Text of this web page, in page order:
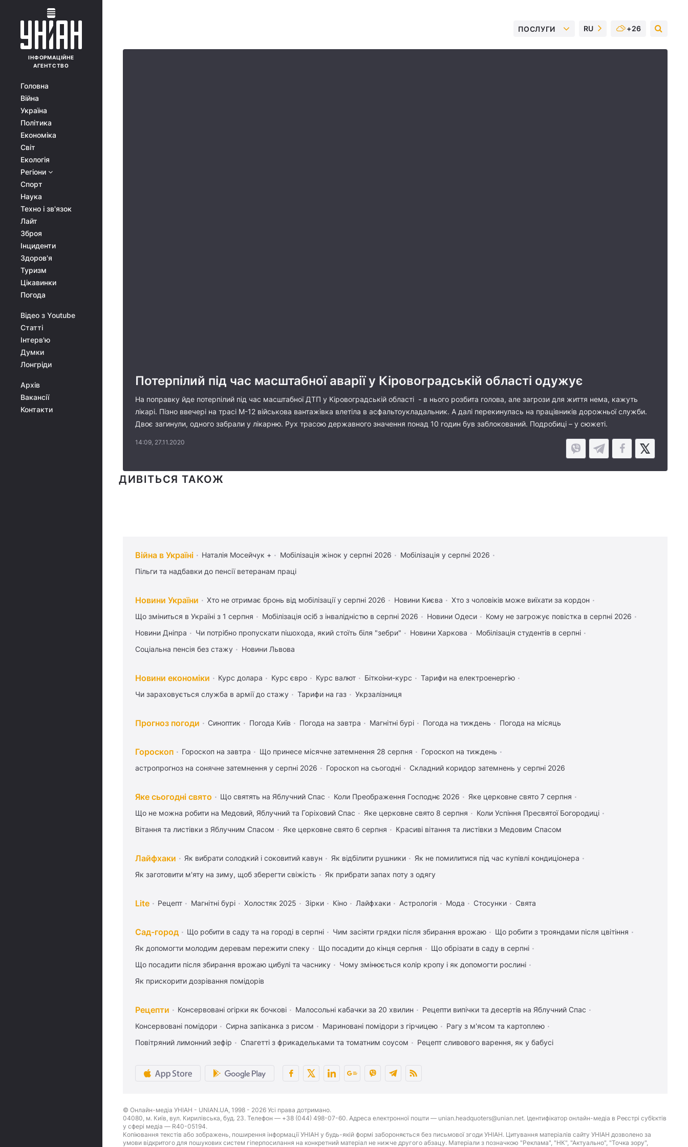
ІНФОРМАЦІЙНЕ
АГЕНТСТВО
Головна
Війна
Україна
Політика
Економіка
Світ
Екологія
Регіони
Спорт
Наука
Техно і зв'язок
Лайт
Зброя
Інциденти
Здоров'я
Туризм
Цікавинки
Погода
Відео з Youtube
Статті
Інтерв'ю
Думки
Лонгріди
Архів
Вакансії
Контакти
ПОСЛУГИ RU +26
Потерпілий під час масштабної аварії у Кіровоградській області одужує
На поправку йде потерпілий під час масштабної ДТП у Кіровоградській області - в нього розбита голова, але загрози для життя нема, кажуть
лікарі. Пізно ввечері на трасі М-12 військова вантажівка влетіла в асфальтоукладальник. А далі перекинулась на працівників дорожньої служби.
Двоє загинули, одного забрали у лікарню. Рух трасою державного значення понад 10 годин був заблокований. Подробиці – у сюжеті.
14:09, 27.11.2020
ДИВІТЬСЯ ТАКОЖ
Війна в Україні Наталія Мосейчук + Мобілізація жінок у серпні 2026
Мобілізація у серпні 2026
Пільги та надбавки до пенсії ветеранам праці
Новини України Хто не отримає бронь від мобілізації у серпні 2026 Новини Києва
Хто з чоловіків може виїхати за кордон
Що зміниться в Україні з 1 серпня
Мобілізація осіб з інвалідністю в серпні 2026 Новини Одеси
Кому не загрожує повістка в серпні 2026
Новини Дніпра
Чи потрібно пропускати пішохода, який стоїть біля "зебри" Новини Харкова
Мобілізація студентів в серпні
Соціальна пенсія без стажу
Новини Львова
Новини економіки Курс долара Курс євро Курс валют Біткоіни-курс
Тарифи на електроенергію
Чи зараховується служба в армії до стажу
Тарифи на газ Укрзалізниця
Прогноз погоди Синоптик Погода Київ Погода на завтра Магнітні бурі Погода на тиждень Погода на місяць
Гороскоп Гороскоп на завтра Що принесе місячне затемнення 28 серпня
Гороскоп на тиждень
астропрогноз на сонячне затемнення у серпні 2026
Гороскоп на сьогодні Складний коридор затемнень у серпні 2026
Яке сьогодні свято Що святять на Яблучний Спас Коли Преображення Господнє 2026
Яке церковне свято 7 серпня
Що не можна робити на Медовий, Яблучний та Горіховий Спас
Яке церковне свято 8 серпня
Коли Успіння Пресвятої Богородиці
Вітання та листівки з Яблучним Спасом
Яке церковне свято 6 серпня Красиві вітання та листівки з Медовим Спасом
Лайфхаки Як вибрати солодкий і соковитий кавун Як відбілити рушники
Як не помилитися під час купівлі кондиціонера
Як заготовити м'яту на зиму, щоб зберегти свіжість
Як прибрати запах поту з одягу
Lite Рецепт Магнітні бурі Холостяк 2025 Зірки Кіно Лайфхаки Астрологія Мода Стосунки Свята
Сад-город Що робити в саду та на городі в серпні Чим засіяти грядки після збирання врожаю
Що робити з трояндами після цвітіння
Як допомогти молодим деревам пережити спеку
Що посадити до кінця серпня
Що обрізати в саду в серпні
Що посадити після збирання врожаю цибулі та часнику
Чому змінюється колір кропу і як допомогти рослині
Як прискорити дозрівання помідорів
Рецепти Консервовані огірки як бочкові Малосольні кабачки за 20 хвилин
Рецепти випічки та десертів на Яблучний Спас
Консервовані помідори
Сирна запіканка з рисом Мариновані помідори з гірчицею
Рагу з м'ясом та картоплею
Повітряний лимонний зефір
Спагетті з фрикадельками та томатним соусом Рецепт сливового варення, як у бабусі
© Онлайн-медіа УНІАН - UNIAN.UA, 1998 - 2026 Усі права дотримано.
04080, м. Київ, вул. Кирилівська, буд. 23. Телефон — +38 (044) 498-07-60. Адреса електронної пошти — unian.headquoters@unian.net. Ідентифікатор онлайн-медіа в Реєстрі суб’єктів
у сфері медіа — R40-05194.
Копіювання текстів або зображень, поширення інформації УНІАН у будь-якій формі забороняється без письмової згоди УНІАН. Цитування матеріалів сайту УНІАН дозволено за
умови відкритого для пошукових систем гіперпосилання на конкретний матеріал не нижче другого абзацу. Матеріали з позначкою "Реклама", "НК", "Актуально", "Точка зору",